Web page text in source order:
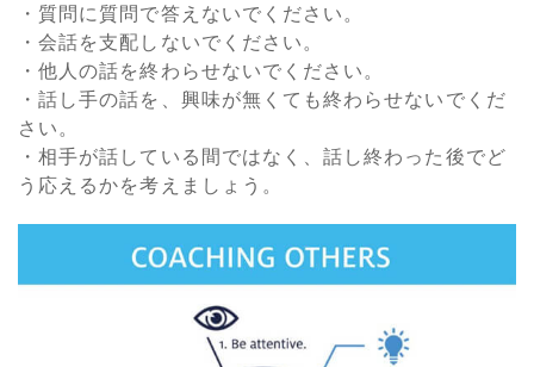
・質問に質問で答えないでください。
・会話を支配しないでください。
・他人の話を終わらせないでください。
・話し手の話を、興味が無くても終わらせないでくだ
さい。
・相手が話している間ではなく、話し終わった後でど
う応えるかを考えましょう。